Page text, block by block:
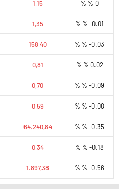
1,15 % % 0
1,35 % % -0.01
158,40 % % -0.03
0,81 % % 0.02
0,70 % % -0.09
0,59 % % -0.08
64.240,84 % % -0.35
0,34 % % -0.18
1.897,38 % % -0.56